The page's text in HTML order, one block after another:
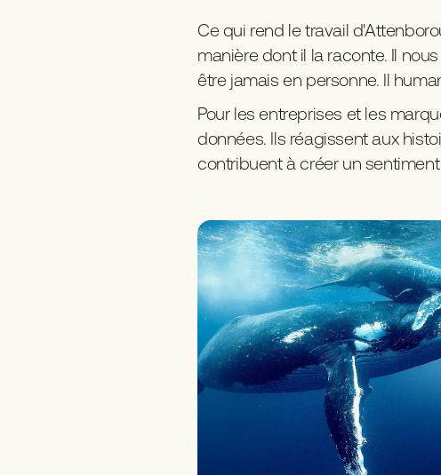
Ce qui rend le travail
manière dont il la raconte. Il
être jamais en personne. Il
Pour les entreprises et les
données. Ils réagissent aux
contribuent à créer un